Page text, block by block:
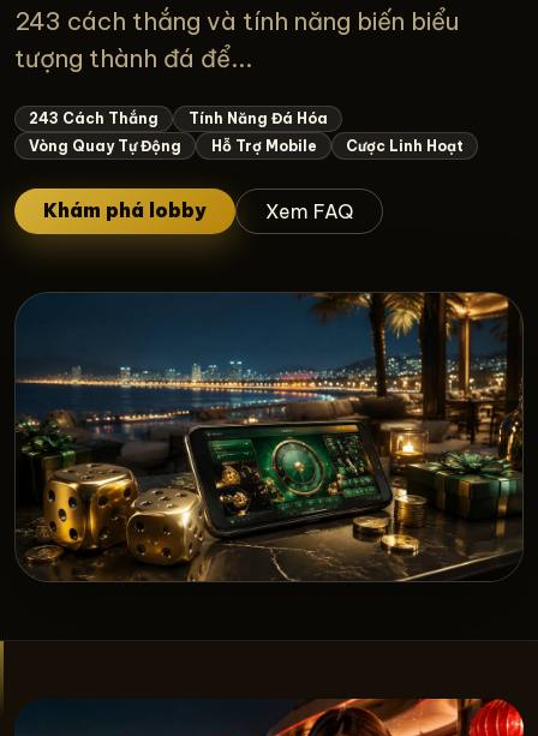
243 cách thắng và tính năng biến biểu
tượng thành đá để...
243 Cách Thắng
Tính Năng Đá Hóa
Vòng Quay Tự Động
Hỗ Trợ Mobile Cược Linh Hoạt
Khám phá lobby Xem FAQ